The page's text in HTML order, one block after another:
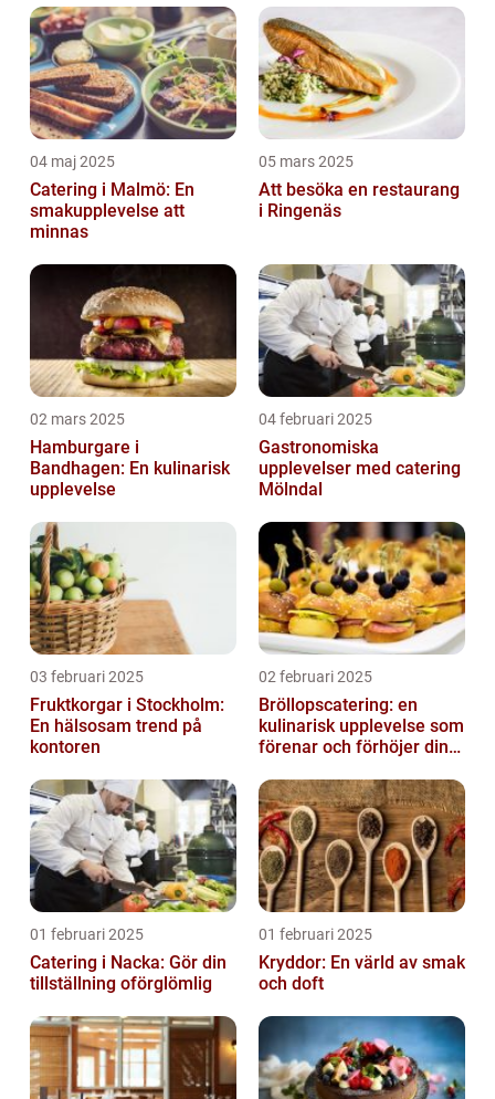
04 maj 2025
Catering i Malmö: En
smakupplevelse att
minnas
05 mars 2025
Att besöka en restaurang
i Ringenäs
02 mars 2025
Hamburgare i
Bandhagen: En kulinarisk
upplevelse
04 februari 2025
Gastronomiska
upplevelser med catering
Mölndal
03 februari 2025
Fruktkorgar i Stockholm:
En hälsosam trend på
kontoren
02 februari 2025
Bröllopscatering: en
kulinarisk upplevelse som
förenar och förhöjer din
01 februari 2025
Catering i Nacka: Gör din
tillställning oförglömlig
01 februari 2025
Kryddor: En värld av smak
och doft